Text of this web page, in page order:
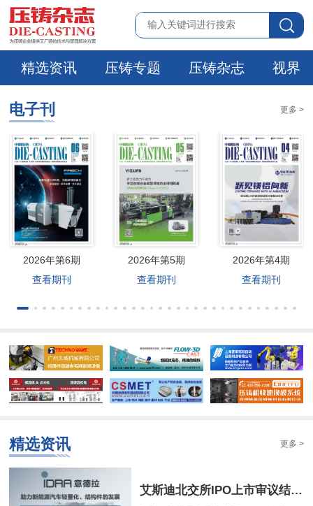
精选资讯 压铸专题 压铸杂志 视界
电子刊 更多 >
2026年第6期
查看期刊
2026年第5期
查看期刊
2026年第4期
查看期刊
精选资讯 更多 >
​艾斯迪北交所IPO上市审议结果为暂缓审议